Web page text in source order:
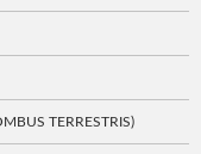
TERRESTRIS)